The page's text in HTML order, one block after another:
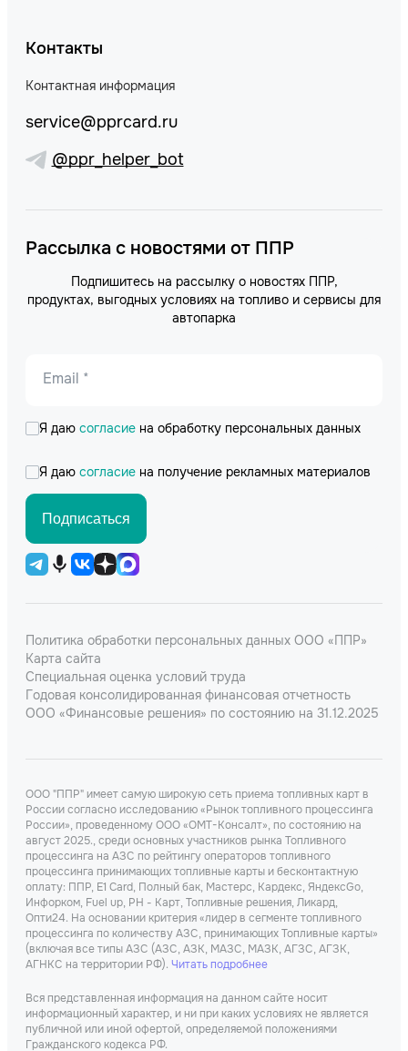
Контакты
Контактная информация
service@pprcard.ru
@ppr_helper_bot
Рассылка с новостями от ППР
Подпишитесь на рассылку о новостях ППР,
продуктах, выгодных условиях на топливо и сервисы для
автопарка
Email *
Я даю согласие на обработку персональных данных
Я даю согласие на получение рекламных материалов
Подписаться
Политика обработки персональных данных ООО «ППР»
Карта сайта
Специальная оценка условий труда
Годовая консолидированная финансовая отчетность
ООО «Финансовые решения» по состоянию на 31.12.2025
ООО "ППР" имеет самую широкую сеть приема топливных карт в
России согласно исследованию «Рынок топливного процессинга
России», проведенному ООО «ОМТ-Консалт», по состоянию на
август 2025., среди основных участников рынка Топливного
процессинга на АЗС по рейтингу операторов топливного
процессинга принимающих топливные карты и бесконтактную
оплату: ППР, Е1 Card, Полный бак, Мастерс, Кардекс, ЯндексGo,
Инфорком, Fuel up, РН - Карт, Топливные решения, Ликард,
Опти24. На основании критерия «лидер в сегменте топливного
процессинга по количеству АЗС, принимающих Топливные карты»
(включая все типы АЗС (АЗС, АЗК, МАЗС, МАЗК, АГЗС, АГЗК,
АГНКС на территории РФ). Читать подробнее
Вся представленная информация на данном сайте носит
информационный характер, и ни при каких условиях не является
публичной или иной офертой, определяемой положениями
Гражданского кодекса РФ.